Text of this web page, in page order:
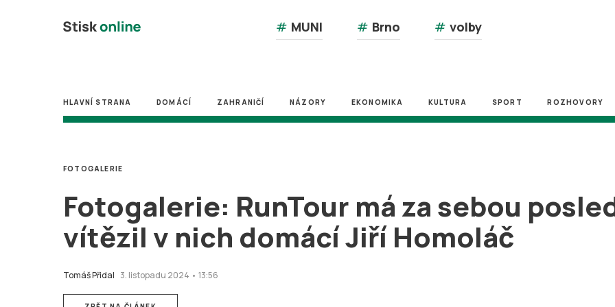
# MUNI # Brno # volby
HLAVNÍ STRANA DOMÁCÍ ZAHRANIČÍ NÁZORY EKONOMIKA KULTURA SPORT ROZHOVORY
Fotogalerie: RunTour má za sebou
vítězil v nich domácí Jiří Homoláč
Tomáš Přidal 3. listopadu 2024 • 13:56
FOTOGALERIE